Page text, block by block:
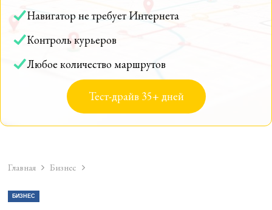
Навигатор не требует Интернета
Контроль курьеров
Любое количество маршрутов
Тест-драйв 35+ дней
Главная Бизнес
БИЗНЕС